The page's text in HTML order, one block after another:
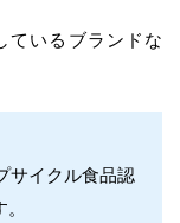
ているブランドな
サイクル食品認